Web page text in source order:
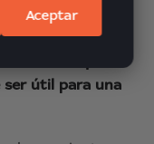
el turismo, la
algo difícil
ser útil para una
Aceptar